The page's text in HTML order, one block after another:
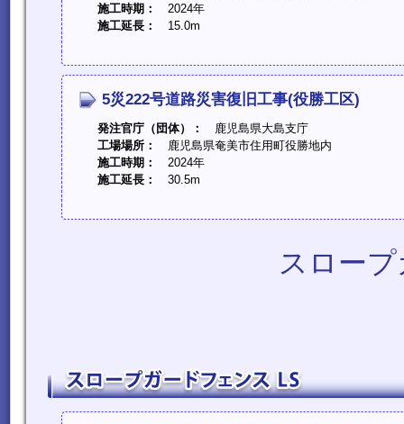
施工時期：
2024年
施工延長：
15.0m
5災222号道路災害復旧工事(役勝工区)
発注官庁（団体）：
鹿児島県大島支庁
工場場所：
鹿児島県奄美市住用町役勝地内
施工時期：
2024年
施工延長：
30.5m
スロー